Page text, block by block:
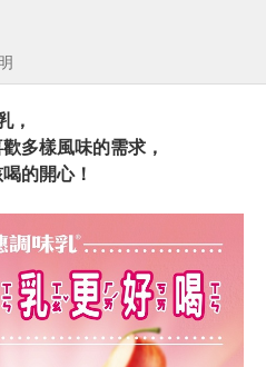
，
多樣風味的需求，
的開心！